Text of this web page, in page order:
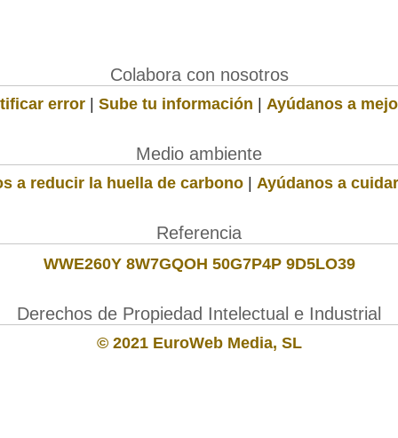
Colabora con nosotros
error | Sube tu información | Ayúdanos a
Medio ambiente
a reducir la huella de carbono | Ayúdanos a
Referencia
WWE260Y 8W7GQOH 50G7P4P 9D5LO39
Derechos de Propiedad Intelectual e Industrial
© 2021 EuroWeb Media, SL